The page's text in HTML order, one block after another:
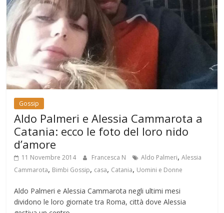
Gossip
Aldo Palmeri e Alessia Cammarota a
Catania: ecco le foto del loro nido
d’amore
11 Novembre 2014 Francesca N Aldo Palmeri,Alessia
Cammarota, Bimbi Gossip, casa, Catania, Uomini e Donne
Aldo Palmeri e Alessia Cammarota negli ultimi mesi
dividono le loro giornate tra Roma, città dove Alessia